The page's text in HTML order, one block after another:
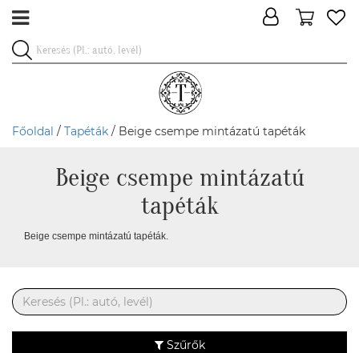
Főoldal / Tapéták / Beige csempe mintázatú tapéták
Beige csempe mintázatú
tapéták
Beige csempe mintázatú tapéták.
Szűrők